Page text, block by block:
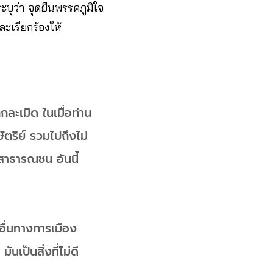
บุว่า จุดยืนพรรคภูมิใจ
เรียกร้องให้
ะเมิด ในเมื่อท่าน
ริย์ รวมไปถึงไม่
าธารณชน อันนี้
ทางการเมือง
มันเป็นสิ่งที่ไม่ดี